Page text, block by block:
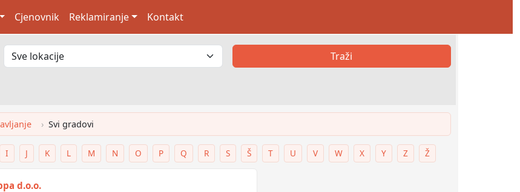
Cjenovnik Reklamiranje Kontakt
Traži
Svi gradovi
I J K L M N O P Q R S Š T U V W X Y Z Ž
d.o.o.